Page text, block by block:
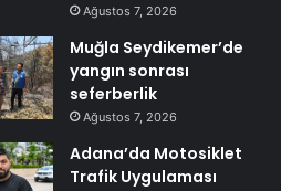
Ağustos 7, 2026
Muğla Seydikemer’de
yangın sonrası
seferberlik
Ağustos 7, 2026
Adana’da Motosiklet
Trafik Uygulaması